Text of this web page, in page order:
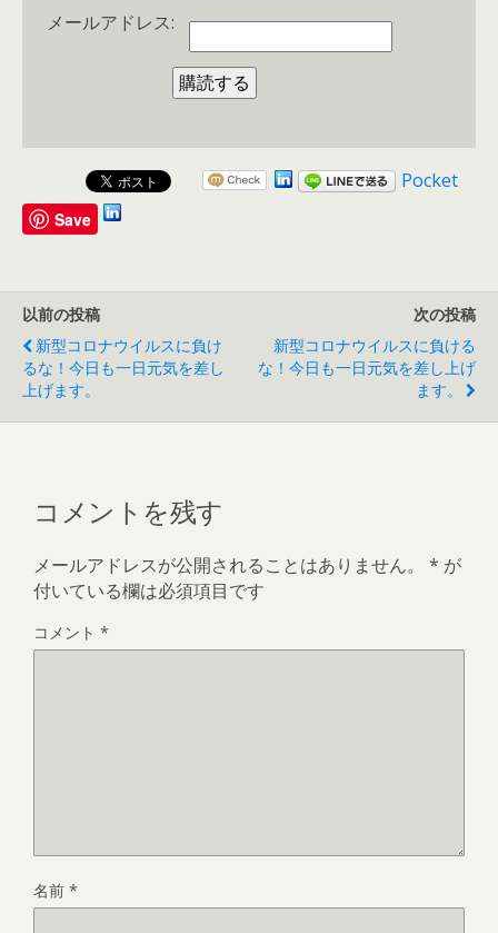
メールアドレス:
Pocket
Save
以前の投稿
新型コロナウイルスに負け
るな！今日も一日元気を差し
上げます。
次の投稿
新型コロナウイルスに負ける
な！今日も一日元気を差し上げ
ます。
コメントを残す
メールアドレスが公開されることはありません。 * が
付いている欄は必須項目です
コメント *
名前 *